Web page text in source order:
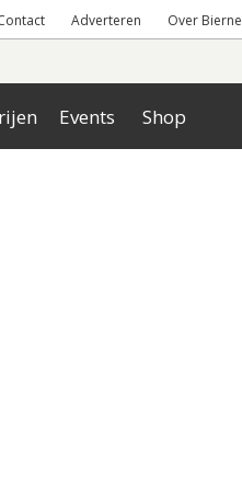
Adverteren Over
Events Shop